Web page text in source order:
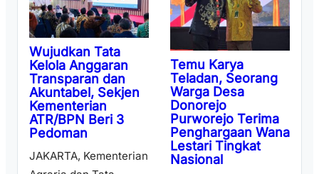
Wujudkan Tata
Kelola Anggaran
Transparan dan
Akuntabel, Sekjen
Kementerian
ATR/BPN Beri 3
Pedoman
JAKARTA, Kementerian
Temu Karya
Teladan, Seorang
Warga Desa
Donorejo
Purworejo Terima
Penghargaan Wana
Lestari Tingkat
Nasional